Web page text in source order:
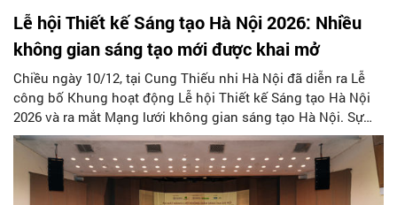
Lễ hội Thiết kế Sáng tạo Hà Nội 2026: Nhiều
không gian sáng tạo mới được khai mở
Chiều ngày 10/12, tại Cung Thiếu nhi Hà Nội đã diễn ra Lễ
công bố Khung hoạt động Lễ hội Thiết kế Sáng tạo Hà Nội
2026 và ra mắt Mạng lưới không gian sáng tạo Hà Nội. Sự
kiện do UBND Thành phố Hà Nội, Hội Kiến trúc sư Việt Nam
chỉ đạo; Sở Văn hóa và Thể thao và Tạp chí Kiến trúc tổ
chức, cùng với sự đồng hành của UNESCO, Tập đoàn Sovico
cùng nhiều đơn vị.